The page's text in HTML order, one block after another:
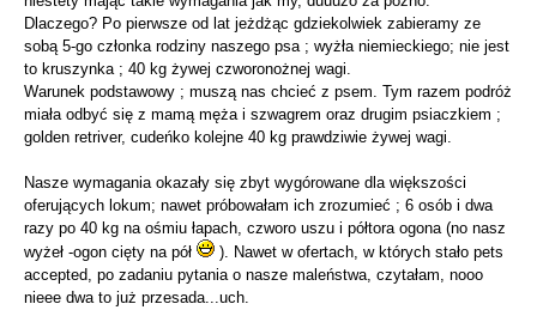
Dlaczego? Po pierwsze od lat jeżdżąc gdziekolwiek zabieramy ze
sobą 5-go członka rodziny naszego psa ; wyżła niemieckiego; nie jest
to kruszynka ; 40 kg żywej czworonożnej wagi.
Warunek podstawowy ; muszą nas chcieć z psem. Tym razem podróż
miała odbyć się z mamą męża i szwagrem oraz drugim psiaczkiem ;
golden retriver, cudeńko kolejne 40 kg prawdziwie żywej wagi.
Nasze wymagania okazały się zbyt wygórowane dla większości
oferujących lokum; nawet próbowałam ich zrozumieć ; 6 osób i dwa
razy po 40 kg na ośmiu łapach, czworo uszu i półtora ogona (no nasz
wyżeł -ogon cięty na pół
). Nawet w ofertach, w których stało pets
accepted, po zadaniu pytania o nasze maleństwa, czytałam, nooo
nieee dwa to już przesada...uch.